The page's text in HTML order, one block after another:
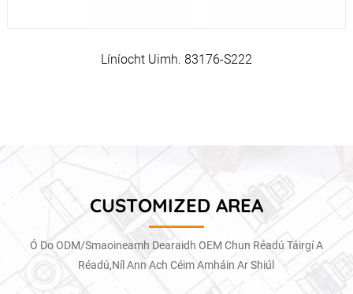
Líníocht Uimh. 83176-S222
CUSTOMIZED AREA
Ó Do ODM/Smaoineamh Dearaidh OEM Chun Réadú Táirgí A
Réadú,níl Ann Ach Céim Amháin Ar Shiúl